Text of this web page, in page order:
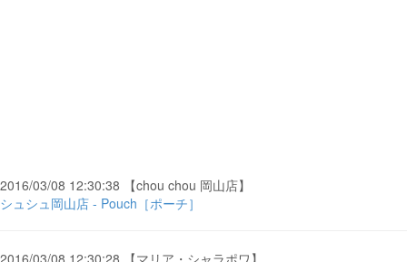
2016/03/08 12:30:38 【chou chou 岡山店】
シュシュ岡山店 - Pouch［ポーチ］
2016/03/08 12:30:28 【マリア・シャラポワ】